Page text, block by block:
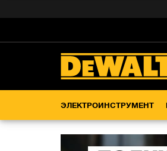
ЭЛЕКТРОИНСТРУМЕНТ